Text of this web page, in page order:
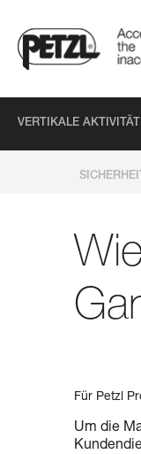
VERTIKALE
Für Petzl
Um die